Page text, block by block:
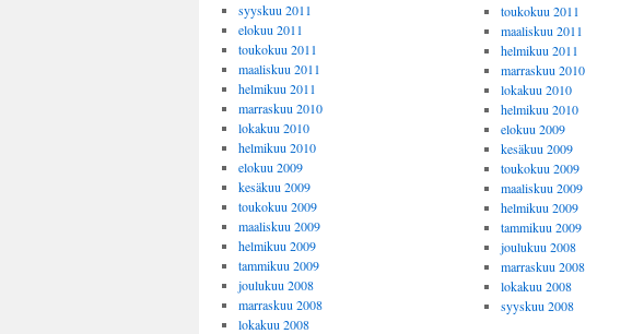
syyskuu 2011
elokuu 2011
toukokuu 2011
maaliskuu 2011
helmikuu 2011
marraskuu 2010
lokakuu 2010
helmikuu 2010
elokuu 2009
kesäkuu 2009
toukokuu 2009
maaliskuu 2009
helmikuu 2009
tammikuu 2009
joulukuu 2008
marraskuu 2008
lokakuu 2008
toukokuu 2011
maaliskuu 2011
helmikuu 2011
marraskuu 2010
lokakuu 2010
helmikuu 2010
elokuu 2009
kesäkuu 2009
toukokuu 2009
maaliskuu 2009
helmikuu 2009
tammikuu 2009
joulukuu 2008
marraskuu 2008
lokakuu 2008
syyskuu 2008